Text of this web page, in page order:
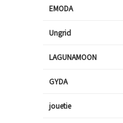
EMODA
Ungrid
LAGUNAMOON
GYDA
jouetie